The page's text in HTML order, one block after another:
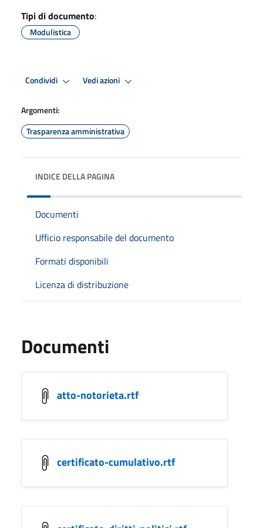
Tipi di documento:
Modulistica
Condividi Vedi azioni
Argomenti:
Trasparenza amministrativa
INDICE DELLA PAGINA
Documenti
Ufficio responsabile del documento
Formati disponibili
Licenza di distribuzione
Documenti
atto-notorieta.rtf
certificato-cumulativo.rtf